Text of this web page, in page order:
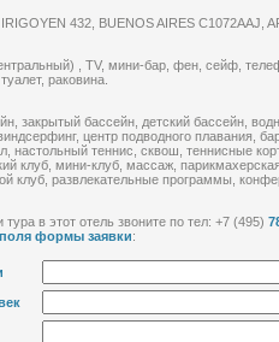
432, BUENOS AIRES C1072AAJ,
, TV, мини-бар, фен, сейф,
раковина.
закрытый бассейн, детский бассейн,
центр подводного плавания,
настольный теннис, сквош, теннисные
клуб, мини-клуб, массаж,
клуб, развлекательные программы,
тура в этот отель звоните по тел: +7 (495)
формы заявки: